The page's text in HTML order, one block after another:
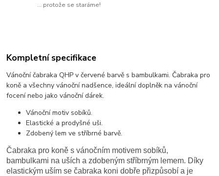
... protože se staráme!
Kompletní specifikace
Vánoční čabraka QHP v červené barvě s bambulkami. Čabraka pro
koně a všechny vánoční nadšence, ideální doplněk na vánoční
focení nebo jako vánoční dárek.
Vánoční motiv sobíků.
Elastické a prodyšné uši.
Zdobený lem ve stříbrné barvě.
Čabraka pro koně s vánočním motivem sobíků,
bambulkami na uších a zdobeným stříbrným lemem. Díky
elastickým uším se čabraka koni dobře přizpůsobí a je